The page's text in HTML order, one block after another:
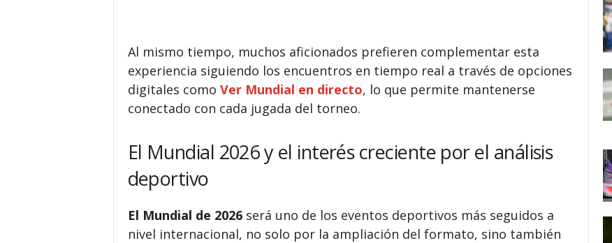
Al mismo tiempo, muchos aficionados prefieren complementar esta
experiencia siguiendo los encuentros en tiempo real a través de opciones
digitales como Ver Mundial en directo, lo que permite mantenerse
conectado con cada jugada del torneo.
El Mundial 2026 y el interés creciente por el análisis
deportivo
El Mundial de 2026será uno de los eventos deportivos más seguidos a
nivel internacional, no solo por la ampliación del formato, sino también